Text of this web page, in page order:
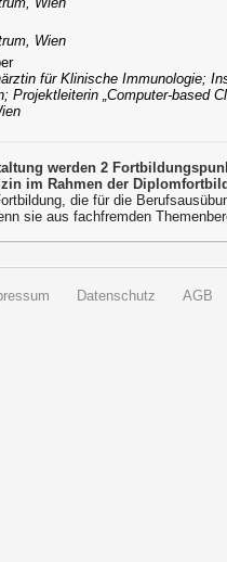
Wien
für Klinische Immunologie;
Projektleiterin „Computer-based
werden 2
im Rahmen der
die für die
sie aus fachfremden
Datenschutz AGB